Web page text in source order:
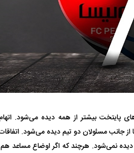
بیشتر از همه دیده می‌شود.
جانب مسئولان دو تیم دیده می‌شود.
نمی‌شود. هرچند که اگر اوضاع مساعد هم
زنگ خطر دوباره به صدا درآمد
رضاییان به
بازگشت اندونگ به استقلال
هافبک گابنی در آستانه انتخاب